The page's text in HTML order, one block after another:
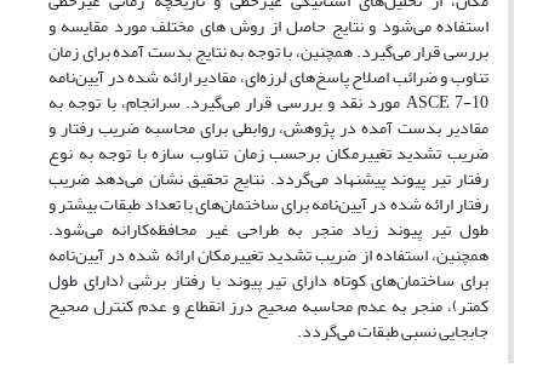
استفاده می‌شود و نتایج حاصل از روش های مختلف مورد مقایسه و
بررسی قرار می‌گیرد. همچنین، با توجه به نتایج بدست آمده برای زمان
تناوب و ضرائب اصلاح پاسخ‌های لرزه‌ای، مقادیر ارائه شده در آیین‌نامه
ASCE 7-10مورد نقد و بررسی قرار می‌گیرد. سرانجام، با توجه به
مقادیر بدست آمده در پژوهش، روابطی برای محاسبه ضریب رفتار و
ضریب تشدیدتغییرمکان برحسب زمان تناوب سازه با توجه به نوع
رفتار تیر پیوند پیشنهاد می‌گردد. نتایج تحقیق نشان می‌دهد ضریب
رفتار ارائه شده در آیین‌نامه برای ساختمان‌های با تعداد طبقات بیشتر و
طول تیر پیوند زیاد منجر به طراحی غیر محافظه‌کارانه می‌شود.
همچنین، استفاده از ضریب تشدید تغییرمکان ارائه شده در آیین‌نامه
برای ساختمان‌های کوتاه دارای تیر پیوند با رفتار برشی (دارای طول
کمتر)، منجر به عدم محاسبه صحیح درز انقطاع و عدم کنترل صحیح
جابجایی نسبی طبقات می‌گردد.